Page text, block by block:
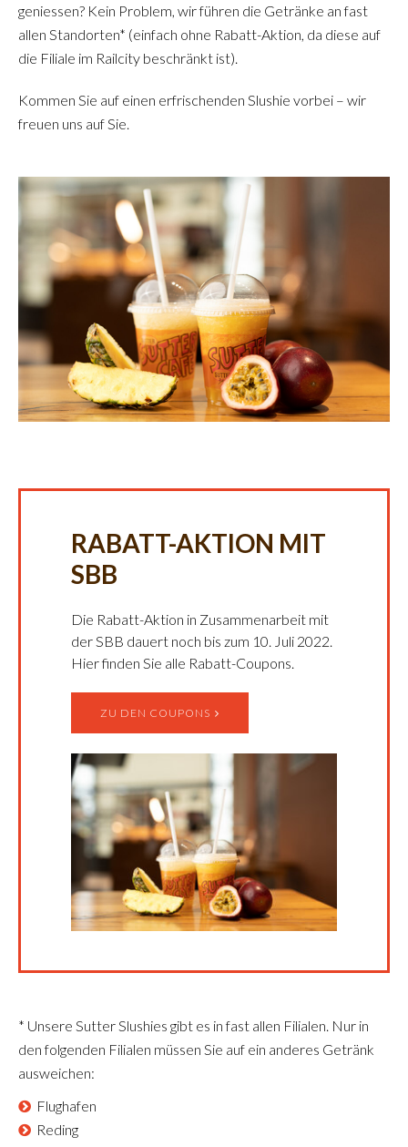
geniessen? Kein Problem, wir führen die Getränke an fast
allen Standorten* (einfach ohne Rabatt-Aktion, da diese auf
die Filiale im Railcity beschränkt ist).
Kommen Sie auf einen erfrischenden Slushie vorbei – wir
freuen uns auf Sie.
RABATT-AKTION MIT
SBB
Die Rabatt-Aktion in Zusammenarbeit mit
der SBB dauert noch bis zum 10. Juli 2022.
Hier finden Sie alle Rabatt-Coupons.
ZU DEN COUPONS
* Unsere Sutter Slushies gibt es in fast allen Filialen. Nur in
den folgenden Filialen müssen Sie auf ein anderes Getränk
ausweichen:
Flughafen
Reding